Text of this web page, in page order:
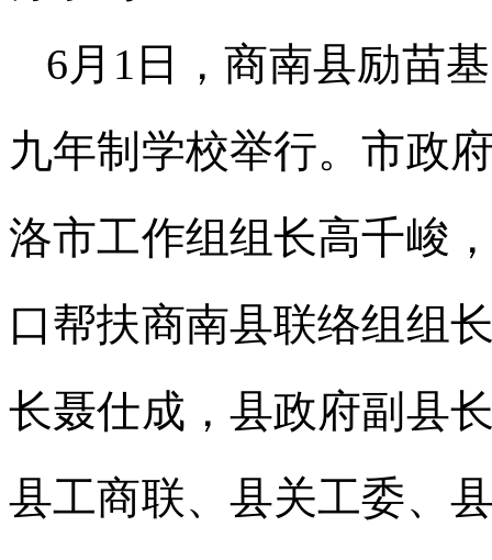
6月1日，商南县励苗
九年制学校举行。市政
洛市工作组组长高千峻
口帮扶商南县联络组组
长聂仕成，县政府副县
县工商联、县关工委、